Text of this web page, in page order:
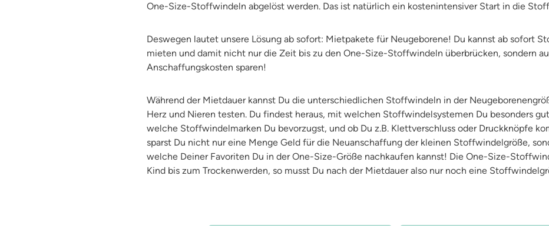
One-Size-Stoffwindeln abgelöst werden. Das ist natürlich ein kostenintensiver Start in die
Deswegen lautet unsere Lösung ab sofort: Mietpakete für Neugeborene! Du kannst ab sofort
mieten und damit nicht nur die Zeit bis zu den One-Size-Stoffwindeln überbrücken, sondern
Anschaffungskosten sparen!
Während der Mietdauer kannst Du die unterschiedlichen Stoffwindeln in der
Herz und Nieren testen. Du findest heraus, mit welchen Stoffwindelsystemen Du besonders
welche Stoffwindelmarken Du bevorzugst, und ob Du z.B. Klettverschluss oder Druckknöpfe
sparst Du nicht nur eine Menge Geld für die Neuanschaffung der kleinen Stoffwindelgröße,
welche Deiner Favoriten Du in der One-Size-Größe nachkaufen kannst! Die One-Size-
Kind bis zum Trockenwerden, so musst Du nach der Mietdauer also nur noch eine